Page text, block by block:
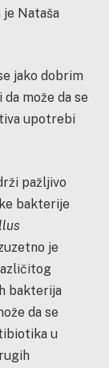
je Nataša
jako dobrim
može da se
upotrebi
pažljivo
bakterije
je
bakterija
da se
u